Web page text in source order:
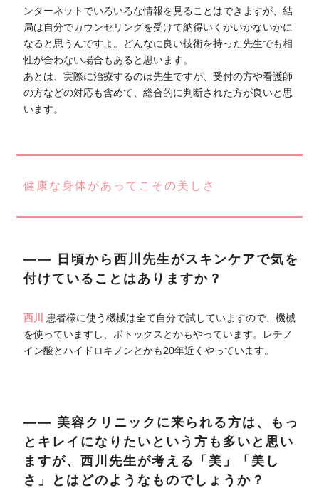
ンターネットでいろいろな情報を見ることはできますが、結
局は自分でカウンセリングを受けて納得いくかいかないかに
なると思うんですよ。どんなに良い技術を持った先生でも相
性が合わない場合もあると思います。
あとは、実際に治療するのは先生ですが、受付の方や看護師
の方などの対応も含めて、総合的に判断された方が良いと思
います。
健康な身体があってこその美しさ
―― 日頃から西川先生がスキンケアで気を
付けていることはありますか？
西川 患者様に使う機械は全て自分で試していますので、機械
を使っていますし、ボトックスとかもやっています。レチノ
イン酸とハイドロキノンとかも20年近くやっています。
―― 美容クリニックに来られる方は、もっ
とキレイになりたいという方も多いと思い
ますが、西川先生が考える「美」「美し
さ」とはどのようなものでしょうか？